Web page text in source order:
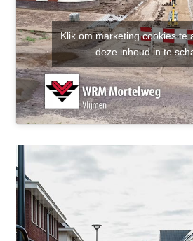
Klik om marketing cookies te
deze inhoud in te